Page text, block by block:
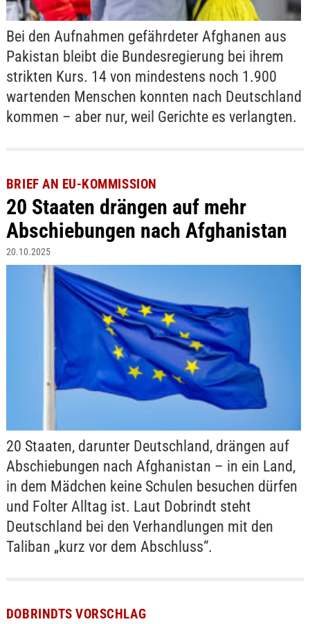
Bei den Aufnahmen gefährdeter Afghanen aus
Pakistan bleibt die Bundesregierung bei ihrem
strikten Kurs. 14 von mindestens noch 1.900
wartenden Menschen konnten nach Deutschland
kommen – aber nur, weil Gerichte es verlangten.
BRIEF AN EU-KOMMISSION
20 Staaten drängen auf mehr
Abschiebungen nach Afghanistan
20.10.2025
20 Staaten, darunter Deutschland, drängen auf
Abschiebungen nach Afghanistan – in ein Land,
in dem Mädchen keine Schulen besuchen dürfen
und Folter Alltag ist. Laut Dobrindt steht
Deutschland bei den Verhandlungen mit den
Taliban „kurz vor dem Abschluss“.
DOBRINDTS VORSCHLAG